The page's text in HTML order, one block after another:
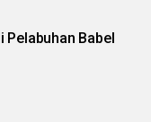
Pelabuhan Babel